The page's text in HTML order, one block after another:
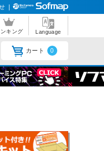
キング Language
カート 0